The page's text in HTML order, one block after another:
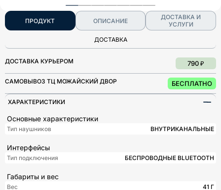
ПРОДУКТ ОПИСАНИЕ
ДОСТАВКА И
УСЛУГИ
ДОСТАВКА
ДОСТАВКА КУРЬЕРОМ 790 ₽
САМОВЫВОЗ ТЦ МОЖАЙСКИЙ ДВОР БЕСПЛАТНО
ХАРАКТЕРИСТИКИ
Основные характеристики
Тип наушников ВНУТРИКАНАЛЬНЫЕ
Интерфейсы
Тип подключения БЕСПРОВОДНЫЕ BLUETOOTH
Габариты и вес
Вес 41 Г